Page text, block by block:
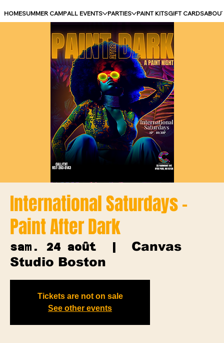
HOMESUMMER CAMPALL EVENTS PARTIES PAINT KITSGIFT CARDS
International Saturdays -
Paint After Dark
sam. 24 août
  |
Canvas
Studio Boston
Tickets are not on sale
See other events